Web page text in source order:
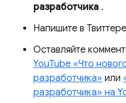
разработчика .
Напишите в Твиттере
Оставляйте
YouTube «Что
разработчика» или
разработчика» на